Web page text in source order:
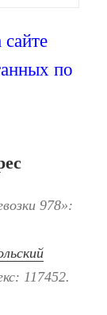
по
978»:
117452.